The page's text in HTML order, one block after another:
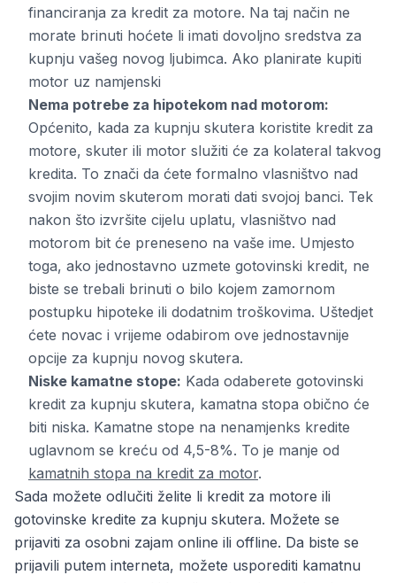
financiranja za kredit za motore. Na taj način ne
morate brinuti hoćete li imati dovoljno sredstva za
kupnju vašeg novog ljubimca. Ako planirate kupiti
motor uz namjenski
Nema potrebe za hipotekom nad motorom:
Općenito, kada za kupnju skutera koristite kredit za
motore, skuter ili motor služiti će za kolateral takvog
kredita. To znači da ćete formalno vlasništvo nad
svojim novim skuterom morati dati svojoj banci. Tek
nakon što izvršite cijelu uplatu, vlasništvo nad
motorom bit će preneseno na vaše ime. Umjesto
toga, ako jednostavno uzmete gotovinski kredit, ne
biste se trebali brinuti o bilo kojem zamornom
postupku hipoteke ili dodatnim troškovima. Uštedjet
ćete novac i vrijeme odabirom ove jednostavnije
opcije za kupnju novog skutera.
Niske kamatne stope: Kada odaberete gotovinski
kredit za kupnju skutera, kamatna stopa obično će
biti niska. Kamatne stope na nenamjenks kredite
uglavnom se kreću od 4,5-8%. To je manje od
kamatnih stopa na kredit za motor.
Sada možete odlučiti želite li kredit za motore ili
gotovinske kredite za kupnju skutera. Možete se
prijaviti za osobni zajam online ili offline. Da biste se
prijavili putem interneta, možete usporediti kamatnu